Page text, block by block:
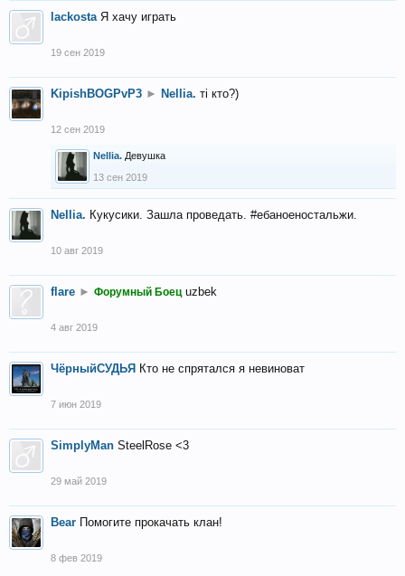
lackosta Я хачу играть
19 сен 2019
KipishBOGPvP3 ► Nellia. тi кто?)
12 сен 2019
Nellia. Девушка
13 сен 2019
Nellia. Кукусики. Зашла проведать. #ебаноеностальжи.
10 авг 2019
flare ► Форумный Боец uzbek
4 авг 2019
ЧёрныйСУДЬЯ Кто не спрятался я невиноват
7 июн 2019
SimplyMan SteelRose <3
29 май 2019
Bear Помогите прокачать клан!
8 фев 2019